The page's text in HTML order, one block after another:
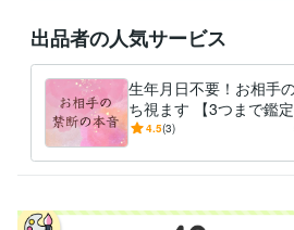
出品者の人気サービス
生年月日不要！お相手
ち視ます 【3つまで鑑
24時間以内回答！前向
4.5(3)